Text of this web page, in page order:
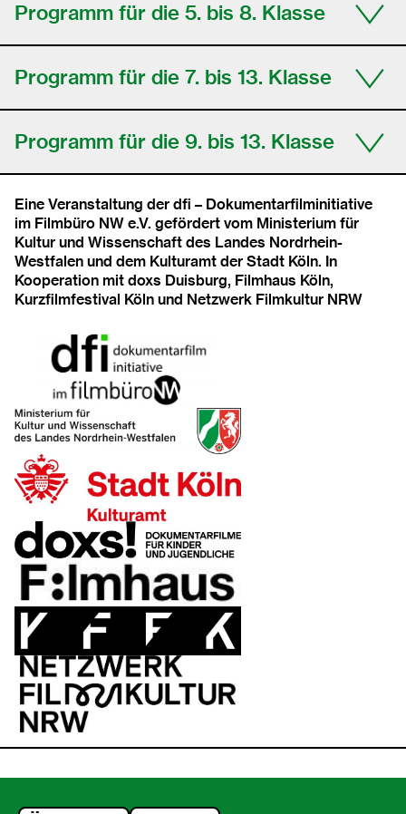
Programm für die 5. bis 8. Klasse
Programm für die 7. bis 13. Klasse
Programm für die 9. bis 13. Klasse
Eine Veranstaltung der dfi – Dokumentarfilminitiative
im Filmbüro NW e.V. gefördert vom Ministerium für
Kultur und Wissenschaft des Landes Nordrhein-
Westfalen und dem Kulturamt der Stadt Köln. In
Kooperation mit doxs Duisburg, Filmhaus Köln,
Kurzfilmfestival Köln und Netzwerk Filmkultur NRW